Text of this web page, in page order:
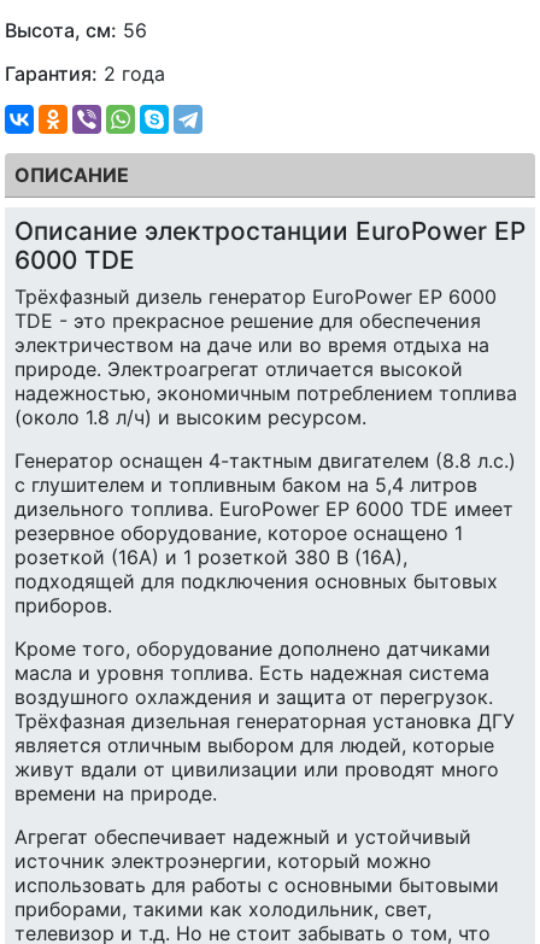
Высота, см: 56
Гарантия: 2 года
ОПИСАНИЕ
Описание электростанции EuroPower EP
6000 TDE
Трёхфазный дизель генератор EuroPower EP 6000
TDE - это прекрасное решение для обеспечения
электричеством на даче или во время отдыха на
природе. Электроагрегат отличается высокой
надежностью, экономичным потреблением топлива
(около 1.8 л/ч) и высоким ресурсом.
Генератор оснащен 4-тактным двигателем (8.8 л.с.)
с глушителем и топливным баком на 5,4 литров
дизельного топлива. EuroPower EP 6000 TDE имеет
резервное оборудование, которое оснащено 1
розеткой (16А) и 1 розеткой 380 В (16А),
подходящей для подключения основных бытовых
приборов.
Кроме того, оборудование дополнено датчиками
масла и уровня топлива. Есть надежная система
воздушного охлаждения и защита от перегрузок.
Трёхфазная дизельная генераторная установка ДГУ
является отличным выбором для людей, которые
живут вдали от цивилизации или проводят много
времени на природе.
Агрегат обеспечивает надежный и устойчивый
источник электроэнергии, который можно
использовать для работы с основными бытовыми
приборами, такими как холодильник, свет,
телевизор и т.д. Но не стоит забывать о том, что